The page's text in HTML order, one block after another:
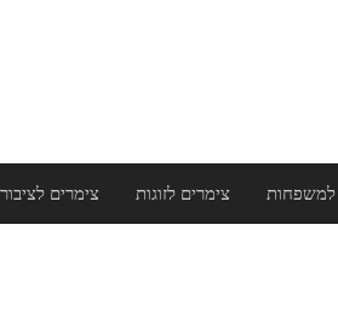
למשפחות צימרים לזוגות צימרים